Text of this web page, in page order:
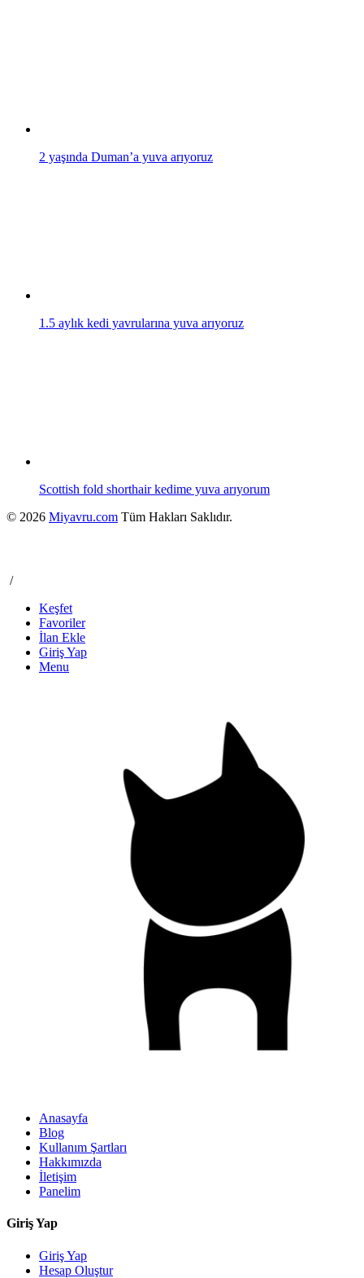
2 yaşında Duman’a yuva arıyoruz
1.5 aylık kedi yavrularına yuva arıyoruz
Scottish fold shorthair kedime yuva arıyorum
© 2026 Miyavru.com Tüm Hakları Saklıdır.
/
Keşfet
Favoriler
İlan Ekle
Giriş Yap
Menu
Anasayfa
Blog
Kullanım Şartları
Hakkımızda
İletişim
Panelim
Giriş Yap
Giriş Yap
Hesap Oluştur